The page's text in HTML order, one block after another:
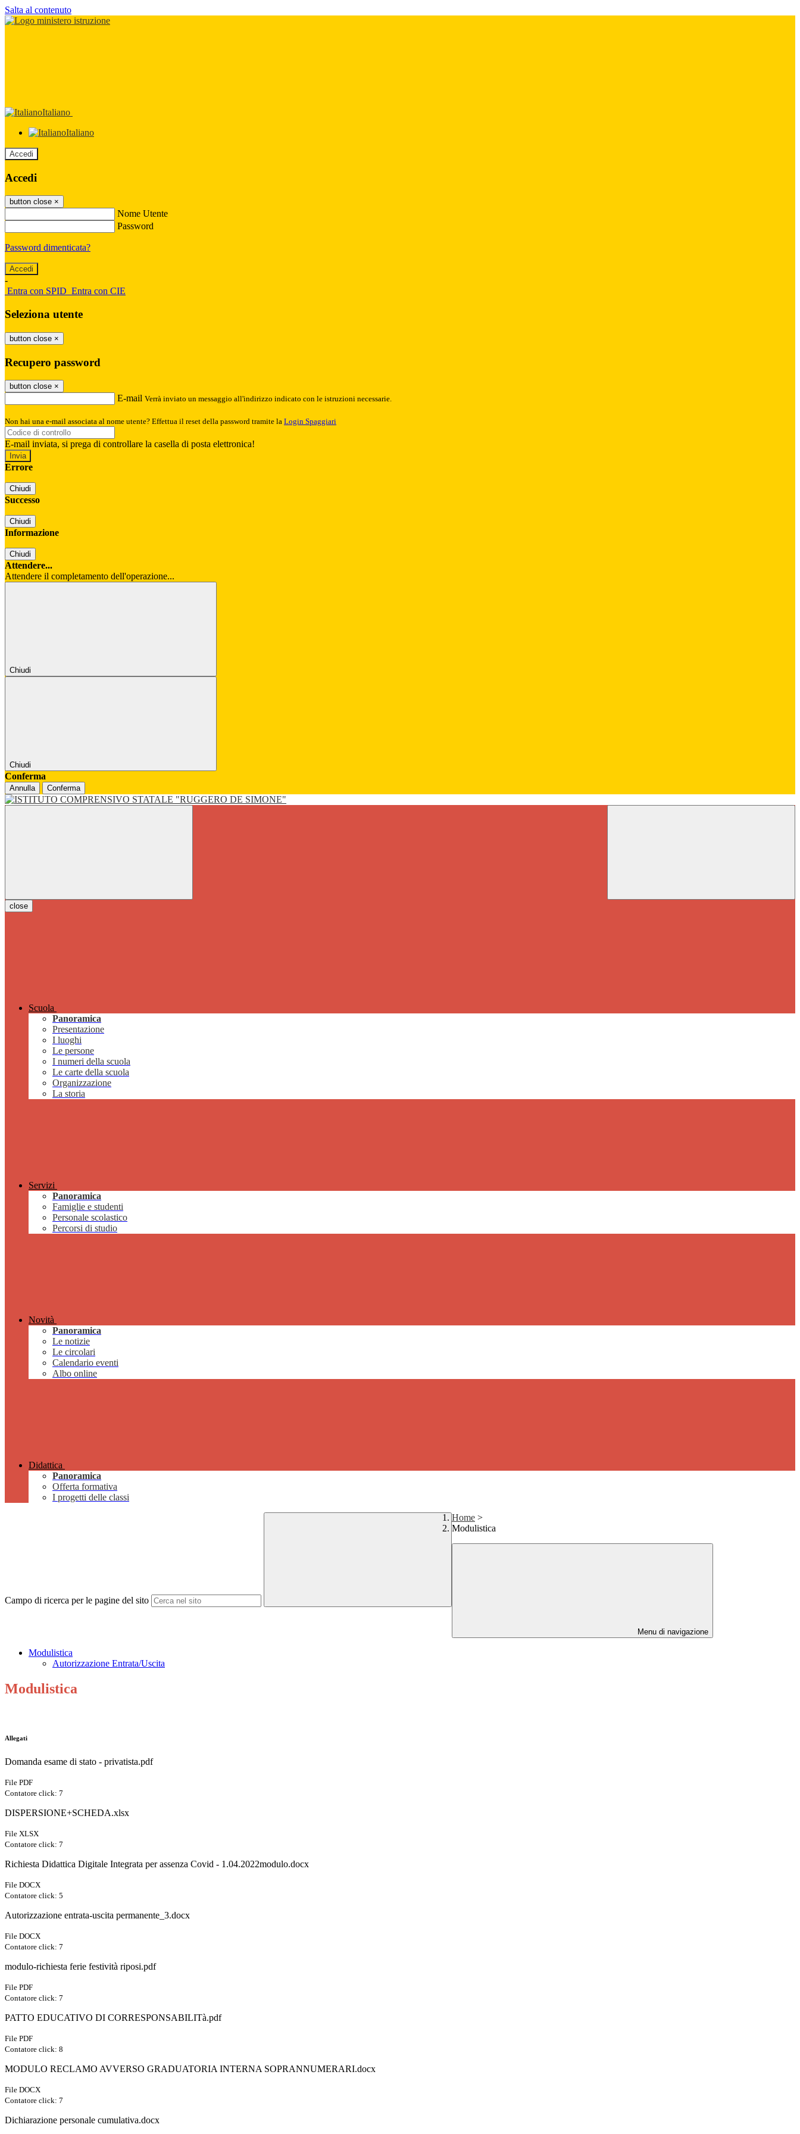
Salta al contenuto
Italiano
Italiano
Accedi
Accedi
button close ×
Nome Utente
Password
Password dimenticata?
-
Entra con SPID Entra con CIE
Seleziona utente
button close ×
Recupero password
button close ×
E-mail Verrà inviato un messaggio all'indirizzo indicato con le istruzioni necessarie.
Non hai una e-mail associata al nome utente? Effettua il reset della password tramite la Login Spaggiari
E-mail inviata, si prega di controllare la casella di posta elettronica!
Errore
Chiudi
Successo
Chiudi
Informazione
Chiudi
Attendere...
Attendere il completamento dell'operazione...
Chiudi
Chiudi
Conferma
Annulla Conferma
close
Scuola
Panoramica
Presentazione
I luoghi
Le persone
I numeri della scuola
Le carte della scuola
Organizzazione
La storia
Servizi
Panoramica
Famiglie e studenti
Personale scolastico
Percorsi di studio
Novità
Panoramica
Le notizie
Le circolari
Calendario eventi
Albo online
Didattica
Panoramica
Offerta formativa
I progetti delle classi
Campo di ricerca per le pagine del sito
Home >
Modulistica
Menu di navigazione
Modulistica
Autorizzazione Entrata/Uscita
Modulistica
Allegati
Domanda esame di stato - privatista.pdf
File PDF
Contatore click: 7
DISPERSIONE+SCHEDA.xlsx
File XLSX
Contatore click: 7
Richiesta Didattica Digitale Integrata per assenza Covid - 1.04.2022modulo.docx
File DOCX
Contatore click: 5
Autorizzazione entrata-uscita permanente_3.docx
File DOCX
Contatore click: 7
modulo-richiesta ferie festività riposi.pdf
File PDF
Contatore click: 7
PATTO EDUCATIVO DI CORRESPONSABILITà.pdf
File PDF
Contatore click: 8
MODULO RECLAMO AVVERSO GRADUATORIA INTERNA SOPRANNUMERARI.docx
File DOCX
Contatore click: 7
Dichiarazione personale cumulativa.docx